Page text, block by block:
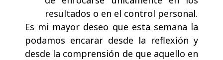
resultados o en el control personal.
Es mi mayor deseo que esta semana la
podamos encarar desde la reflexión y
desde la comprensión de que aquello en